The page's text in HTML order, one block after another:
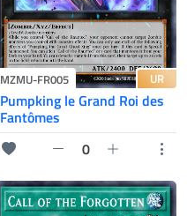
MZMU-FR005 UR
Pumpking le Grand Roi des
Fantômes
0